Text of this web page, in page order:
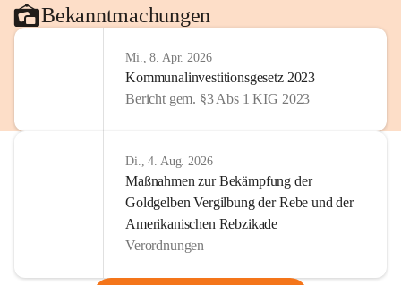
Bekanntmachungen
Mi., 8. Apr. 2026
Kommunalinvestitionsgesetz 2023
Bericht gem. §3 Abs 1 KIG 2023
Di., 4. Aug. 2026
Maßnahmen zur Bekämpfung der
Goldgelben Vergilbung der Rebe und der
Amerikanischen Rebzikade
Verordnungen